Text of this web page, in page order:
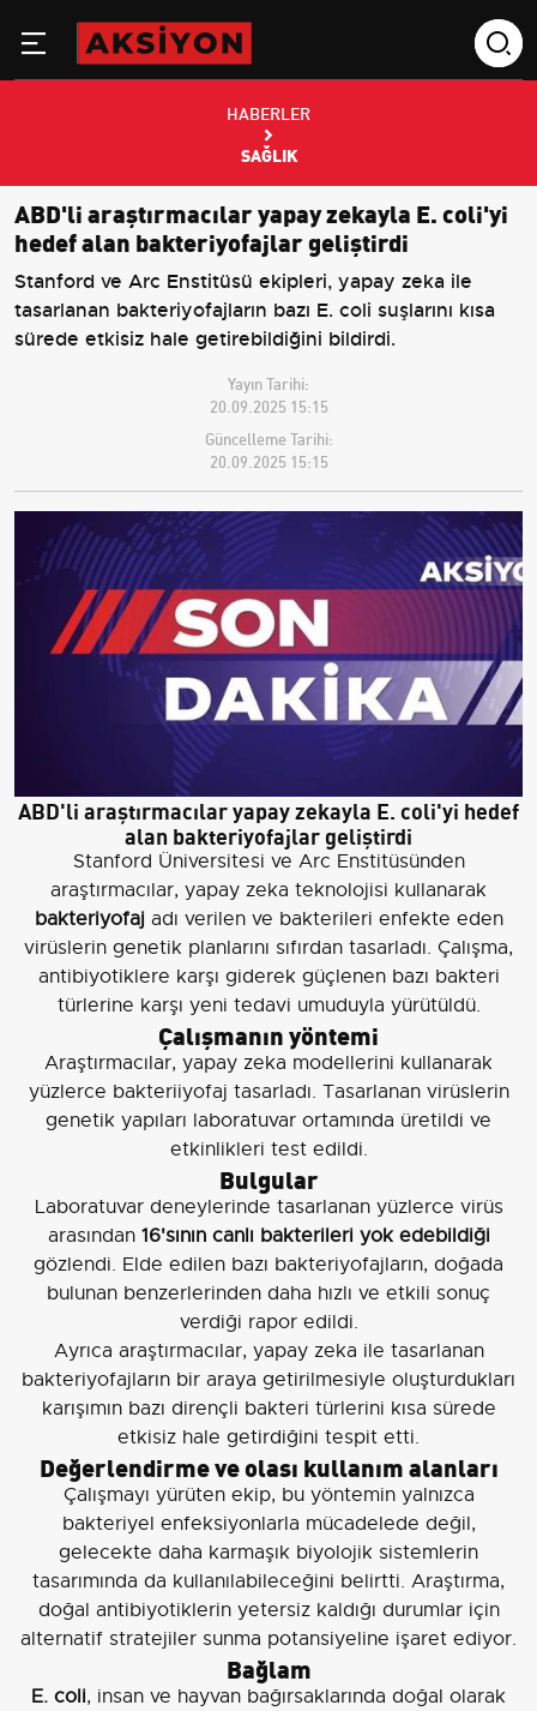
HABERLER
SAĞLIK
ABD'li araştırmacılar yapay zekayla E. coli'yi
hedef alan bakteriyofajlar geliştirdi
Stanford ve Arc Enstitüsü ekipleri, yapay zeka ile
tasarlanan bakteriyofajların bazı E. coli suşlarını kısa
sürede etkisiz hale getirebildiğini bildirdi.
Yayın Tarihi:
20.09.2025 15:15
Güncelleme Tarihi:
20.09.2025 15:15
ABD'li araştırmacılar yapay zekayla E. coli'yi hedef
alan bakteriyofajlar geliştirdi
Stanford Üniversitesi ve Arc Enstitüsünden
araştırmacılar, yapay zeka teknolojisi kullanarak
bakteriyofaj adı verilen ve bakterileri enfekte eden
virüslerin genetik planlarını sıfırdan tasarladı. Çalışma,
antibiyotiklere karşı giderek güçlenen bazı bakteri
türlerine karşı yeni tedavi umuduyla yürütüldü.
Çalışmanın yöntemi
Araştırmacılar, yapay zeka modellerini kullanarak
yüzlerce bakteriiyofaj tasarladı. Tasarlanan virüslerin
genetik yapıları laboratuvar ortamında üretildi ve
etkinlikleri test edildi.
Bulgular
Laboratuvar deneylerinde tasarlanan yüzlerce virüs
arasından 16'sının canlı bakterileri yok edebildiği
gözlendi. Elde edilen bazı bakteriyofajların, doğada
bulunan benzerlerinden daha hızlı ve etkili sonuç
verdiği rapor edildi.
Ayrıca araştırmacılar, yapay zeka ile tasarlanan
bakteriyofajların bir araya getirilmesiyle oluşturdukları
karışımın bazı dirençli bakteri türlerini kısa sürede
etkisiz hale getirdiğini tespit etti.
Değerlendirme ve olası kullanım alanları
Çalışmayı yürüten ekip, bu yöntemin yalnızca
bakteriyel enfeksiyonlarla mücadelede değil,
gelecekte daha karmaşık biyolojik sistemlerin
tasarımında da kullanılabileceğini belirtti. Araştırma,
doğal antibiyotiklerin yetersiz kaldığı durumlar için
alternatif stratejiler sunma potansiyeline işaret ediyor.
Bağlam
E. coli, insan ve hayvan bağırsaklarında doğal olarak